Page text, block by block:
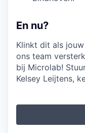
En nu?
Klinkt dit als
ons team
bij Microlab!
Kelsey Leijtens,